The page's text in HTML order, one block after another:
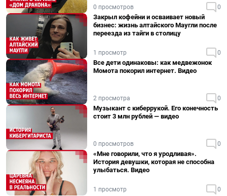
0 просмотров 0
Закрыл кофейни и осваивает новый
бизнес: жизнь алтайского Маугли после
переезда из тайги в столицу
1 просмотр 0
Все дети одинаковы: как медвежонок
Момота покорил интернет. Видео
2 просмотра 0
Музыкант с киберрукой. Его конечность
стоит 3 млн рублей — видео
0 просмотров 0
«Мне говорили, что я уродливая».
История девушки, которая не способна
улыбаться. Видео
1 просмотр 0